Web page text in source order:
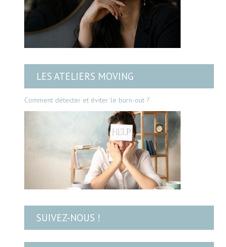
LES ATELIERS MOVING
Comment détecter et éviter le burn-out ?
SUIVEZ-NOUS !